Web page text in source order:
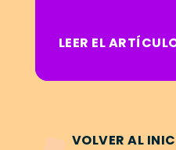
LEER EL
VOLVER AL